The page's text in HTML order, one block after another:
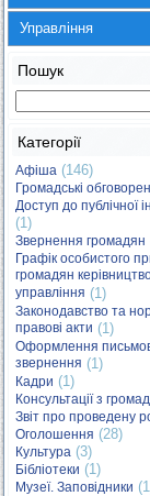
Управління
Пошук
Категорії
Афіша (146)
Громадські
Доступ до публічної
(1)
Звернення громадян
Графік особистого
громадян
управління (1)
Законодавство та
правові акти (1)
Оформлення
звернення (1)
Кадри (1)
Консультації з
Звіт про проведену
Оголошення (28)
Культура (3)
Бібліотеки (1)
Музеї. Заповідники